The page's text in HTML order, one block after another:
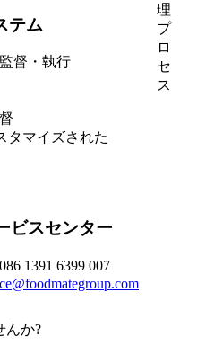
テム
督・執行
タマイズされた
理
プ
ロ
セ
ス
ビスセンター
1391 6399 007
んか?